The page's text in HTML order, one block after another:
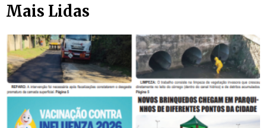
Mais Lidas